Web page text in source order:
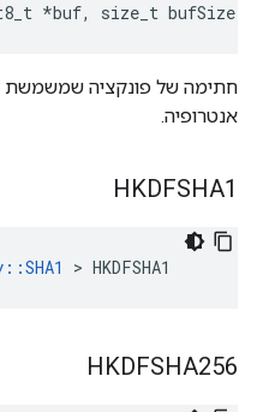
*buf, size_t bufSize)
חתימה של פונקציה שמשמשת
אנטרופיה.
HKDFSHA1
> HKDFSHA1
HKDFSHA256